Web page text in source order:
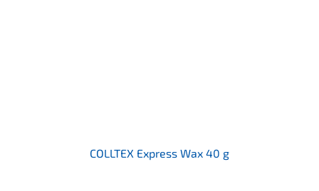
COLLTEX Express Wax 40 g